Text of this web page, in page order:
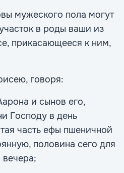
мужеского пола могут
в роды ваши из
прикасающееся к ним,
говоря:
и сынов его,
Господу в день
часть ефы пшеничной
половина сего для